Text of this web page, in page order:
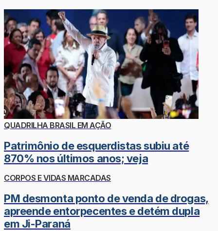
QUADRILHA BRASIL EM AÇÃO
Patrimônio de esquerdistas subiu até
870% nos últimos anos; veja
CORPOS E VIDAS MARCADAS
PM desmonta ponto de venda de drogas,
apreende entorpecentes e detém dupla
em Ji-Paraná